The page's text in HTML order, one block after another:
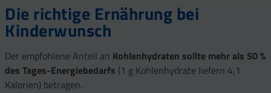
Die richtige Ernährung bei
Kinderwunsch
Der empfohlene Anteil an Kohlenhydraten sollte mehr als 50 %
des Tages-Energiebedarfs (1 g Kohlenhydrate liefern 4,1
Kalorien) betragen.